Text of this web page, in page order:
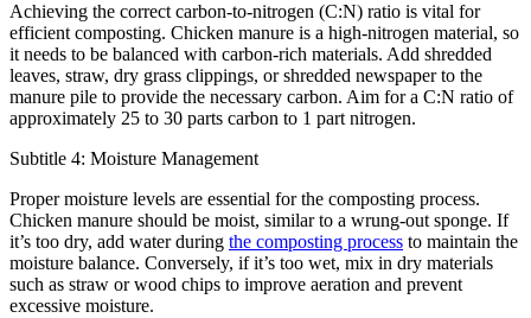
Achieving the correct carbon-to-nitrogen (C:N) ratio is vital for
efficient composting. Chicken manure is a high-nitrogen material, so
it needs to be balanced with carbon-rich materials. Add shredded
leaves, straw, dry grass clippings, or shredded newspaper to the
manure pile to provide the necessary carbon. Aim for a C:N ratio of
approximately 25 to 30 parts carbon to 1 part nitrogen.
Subtitle 4: Moisture Management
Proper moisture levels are essential for the composting process.
Chicken manure should be moist, similar to a wrung-out sponge. If
it’s too dry, add water during the composting process to maintain the
moisture balance. Conversely, if it’s too wet, mix in dry materials
such as straw or wood chips to improve aeration and prevent
excessive moisture.